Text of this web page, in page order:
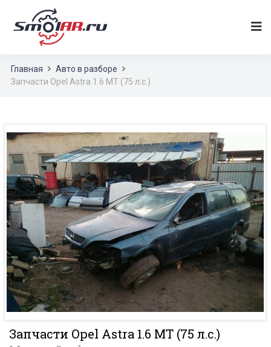
Главная
Авто в разборе
Запчасти Opel Astra 1.6 MT (75 л.с.)
Запчасти Opel Astra 1.6 MT (75 л.с.)